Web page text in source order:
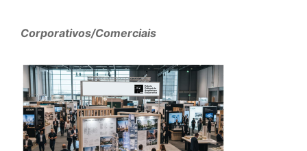
Corporativos/Comerciais